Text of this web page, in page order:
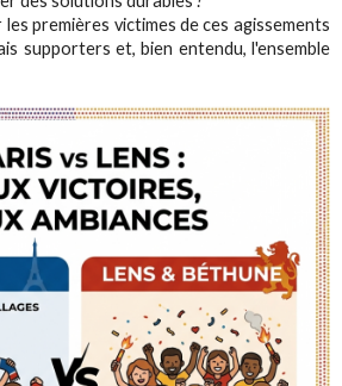
premières victimes de ces agissements
supporters et, bien entendu, l'ensemble